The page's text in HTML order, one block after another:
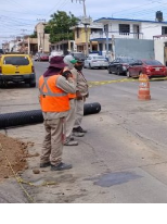
reparación,
manera podrían
Esta dinámica de
manera
actuales y en la
dando
a las acciones